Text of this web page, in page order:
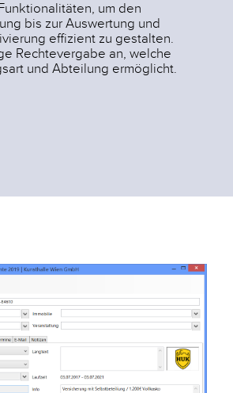
um den
bis zur Auswertung und
effizient zu gestalten.
Rechtevergabe an, welche
und Abteilung ermöglicht.